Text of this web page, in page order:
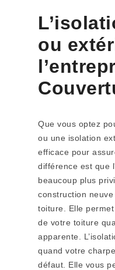
ou
Que vous optez
ou une isolation
efficace pour
différence est que
beaucoup plus
construction
toiture. Elle
de votre toiture
apparente.
quand votre
défaut. Elle vous